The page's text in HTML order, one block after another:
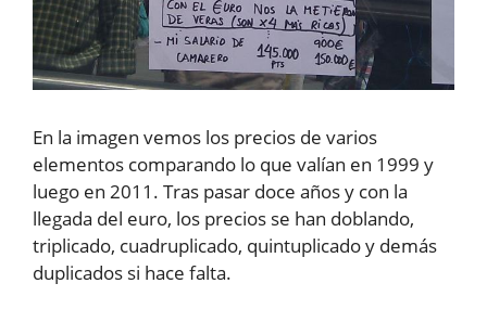
En la imagen vemos los precios de varios
elementos comparando lo que valían en 1999 y
luego en 2011. Tras pasar doce años y con la
llegada del euro, los precios se han doblando,
triplicado, cuadruplicado, quintuplicado y demás
duplicados si hace falta.